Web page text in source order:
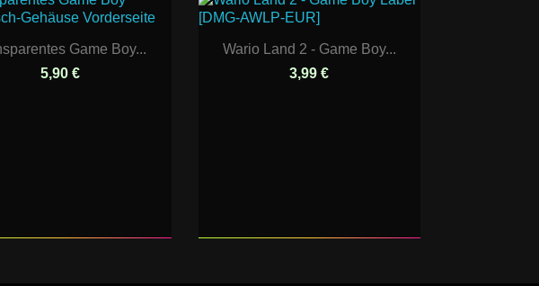
Game Boy...
5,90 €
Wario Land 2 - Game Boy...
3,99 €